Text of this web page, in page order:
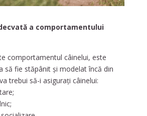
a comportamentului
comportamentul câinelui, este
să fie stăpânit și modelat încă din
trebui să-i asigurați câinelui: